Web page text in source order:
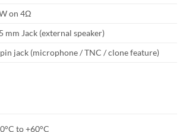
on 4Ω
mm Jack (external speaker)
jack (microphone / TNC / clone feature)
to +60°C